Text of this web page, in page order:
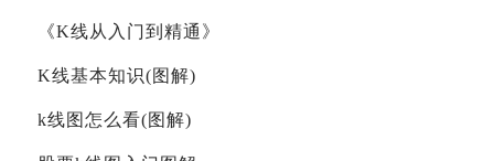
《K线从入门到精通》
K线基本知识(图解)
k线图怎么看(图解)